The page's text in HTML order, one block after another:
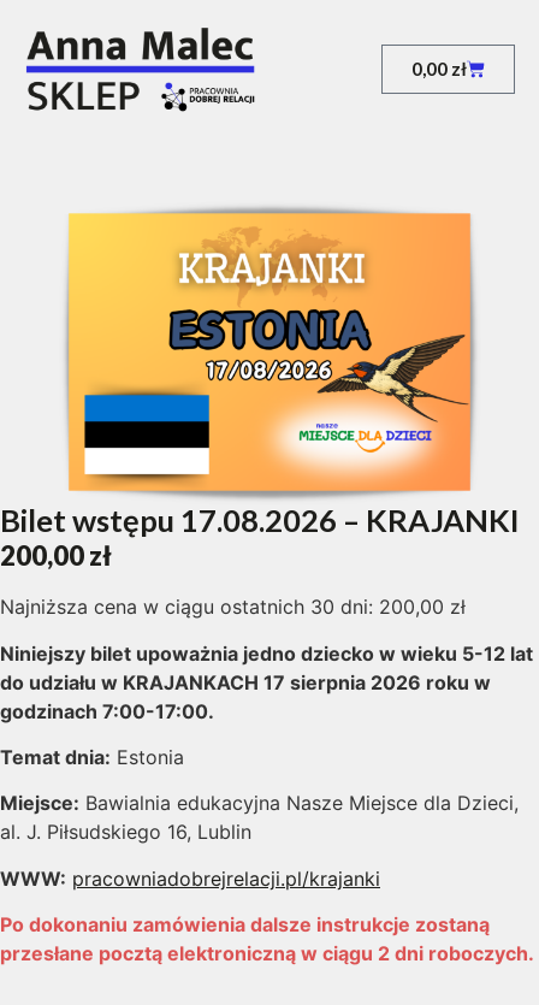
0,00 zł
Bilet wstępu 17.08.2026 – KRAJANKI
200,00zł
Najniższa cena w ciągu ostatnich 30 dni: 200,00 zł
Niniejszy bilet upoważnia jedno dziecko w wieku 5-12 lat
do udziału w KRAJANKACH 17 sierpnia 2026 roku w
godzinach 7:00-17:00.
Temat dnia: Estonia
Miejsce: Bawialnia edukacyjna Nasze Miejsce dla Dzieci,
al. J. Piłsudskiego 16, Lublin
WWW: pracowniadobrejrelacji.pl/krajanki
Po dokonaniu zamówienia dalsze instrukcje zostaną
przesłane pocztą elektroniczną w ciągu 2 dni roboczych.